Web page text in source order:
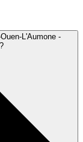
L'Aumone -